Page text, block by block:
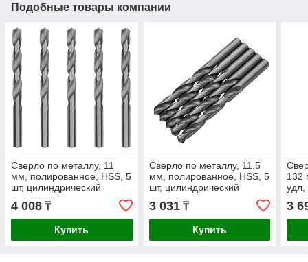
Подобные товары компании
Сверло по металлу, 11
мм, полированное, HSS, 5
шт, цилиндрический
хвостовик Matrix
4 008 ₸
Купить
Сверло по металлу, 11.5
мм, полированное, HSS, 5
шт, цилиндрический
хвостовик Matrix
3 031₸
Купить
132
удл,
3